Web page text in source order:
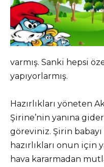
varmış. Sanki hepsi
yapıyorlarmış.
Hazırlıkları yöneten
Şirine’nin yanına
göreviniz. Şirin
hazırlıkları onun için
hava kararmadan